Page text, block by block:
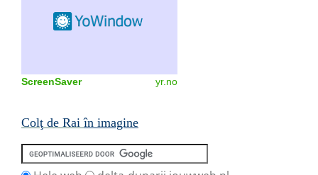
ScreenSaver yr.no
Colţ de Rai în imagine